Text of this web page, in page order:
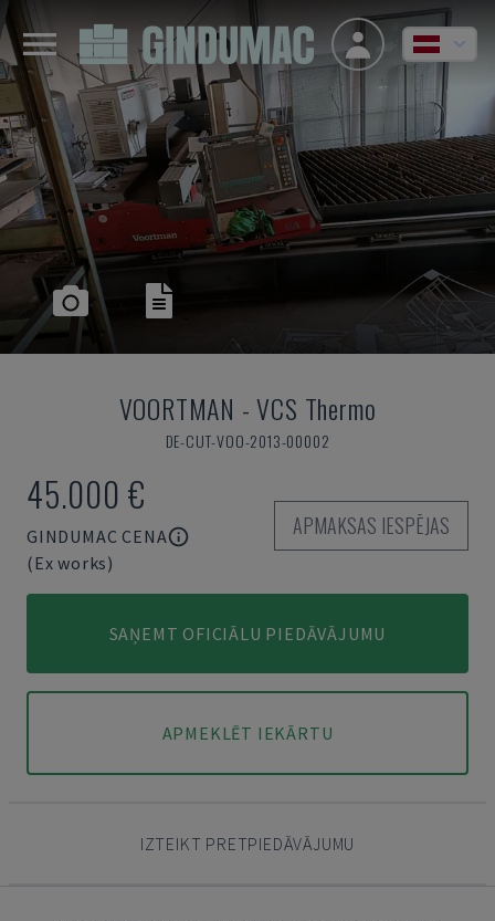
VOORTMAN -VCS Thermo
DE-CUT-VOO-2013-00002
45.000 €
GINDUMAC CENA
(Ex works)
APMAKSAS IESPĒJAS
SAŅEMT OFICIĀLU PIEDĀVĀJUMU
APMEKLĒT IEKĀRTU
IZTEIKT PRETPIEDĀVĀJUMU